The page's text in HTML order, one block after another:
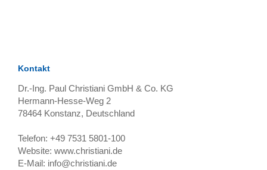
Kontakt
Dr.-Ing. Paul Christiani GmbH & Co. KG
Hermann-Hesse-Weg 2
78464 Konstanz, Deutschland
Telefon: +49 7531 5801-100
Website: www.christiani.de
E-Mail: info@christiani.de